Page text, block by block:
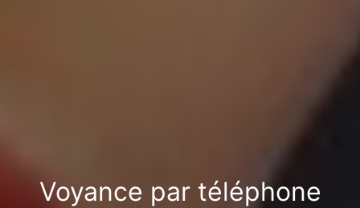
Voyance par téléphone